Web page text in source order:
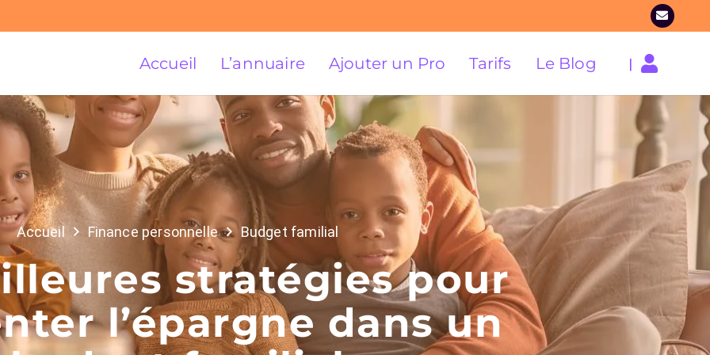
Accueil L’annuaire Ajouter un Pro Tarifs Le Blog |
Accueil Finance personnelle Budget familial
stratégies pour
l’épargne dans un